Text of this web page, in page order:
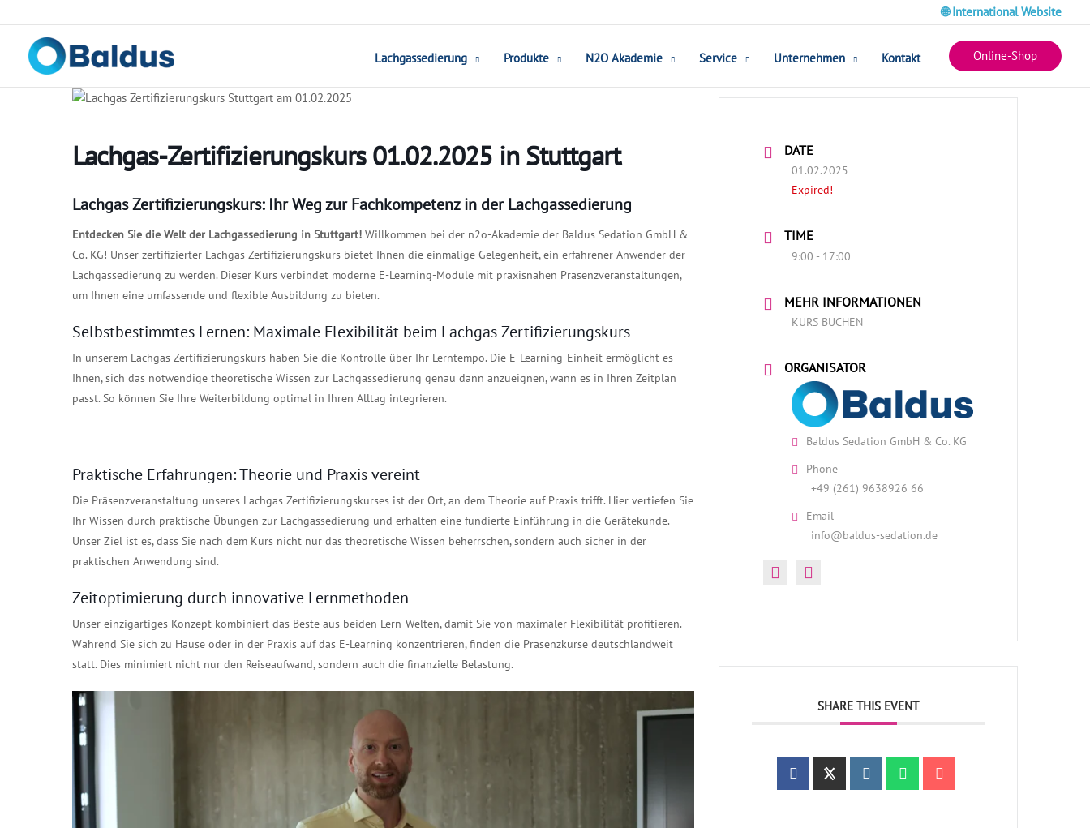
Inhalt
springen
🌐 International Website
Lachgassedierung Produkte N2O Akademie Service Unternehmen Kontakt Online-Shop
Lachgas-Zertifizierungskurs 01.02.2025 in Stuttgart
Lachgas Zertifizierungskurs: Ihr Weg zur Fachkompetenz in der Lachgassedierung
Entdecken Sie die Welt der Lachgassedierung in Stuttgart! Willkommen bei der n2o-Akademie der Baldus Sedation GmbH &
Co. KG! Unser zertifizierter Lachgas Zertifizierungskurs bietet Ihnen die einmalige Gelegenheit, ein erfahrener Anwender der
Lachgassedierung zu werden. Dieser Kurs verbindet moderne E-Learning-Module mit praxisnahen Präsenzveranstaltungen,
um Ihnen eine umfassende und flexible Ausbildung zu bieten.
Selbstbestimmtes Lernen: Maximale Flexibilität beim Lachgas Zertifizierungskurs
In unserem Lachgas Zertifizierungskurs haben Sie die Kontrolle über Ihr Lerntempo. Die E-Learning-Einheit ermöglicht es
Ihnen, sich das notwendige theoretische Wissen zur Lachgassedierung genau dann anzueignen, wann es in Ihren Zeitplan
passt. So können Sie Ihre Weiterbildung optimal in Ihren Alltag integrieren.
Praktische Erfahrungen: Theorie und Praxis vereint
Die Präsenzveranstaltung unseres Lachgas Zertifizierungskurses ist der Ort, an dem Theorie auf Praxis trifft. Hier vertiefen Sie
Ihr Wissen durch praktische Übungen zur Lachgassedierung und erhalten eine fundierte Einführung in die Gerätekunde.
Unser Ziel ist es, dass Sie nach dem Kurs nicht nur das theoretische Wissen beherrschen, sondern auch sicher in der
praktischen Anwendung sind.
Zeitoptimierung durch innovative Lernmethoden
Unser einzigartiges Konzept kombiniert das Beste aus beiden Lern-Welten, damit Sie von maximaler Flexibilität profitieren.
Während Sie sich zu Hause oder in der Praxis auf das E-Learning konzentrieren, finden die Präsenzkurse deutschlandweit
statt. Dies minimiert nicht nur den Reiseaufwand, sondern auch die finanzielle Belastung.
DATE
01.02.2025
Expired!
TIME
9:00 - 17:00
MEHR INFORMATIONEN
KURS BUCHEN
ORGANISATOR
Baldus Sedation GmbH & Co. KG
Phone
+49 (261) 9638926 66
Email
info@baldus-sedation.de
SHARE THIS EVENT